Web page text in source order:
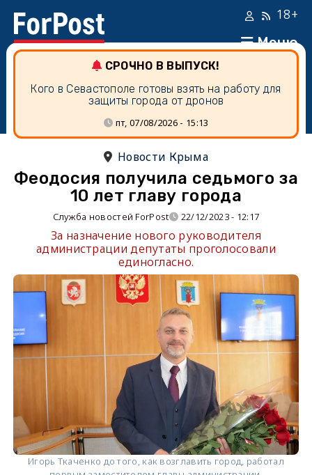
Меню
18+
СРОЧНО В ВЫПУСК!
Кого в Севастополе готовы взять на работу для
защиты города от дронов
пт, 07/08/2026 - 15:13
Новости Крыма
Феодосия получила седьмого за
10 лет главу города
Служба новостей ForPost 22/12/2023 - 12:17
За назначение нового руководителя
администрации депутаты проголосовали
единогласно.
Игорь Ткаченко до того, как возглавить город, работал